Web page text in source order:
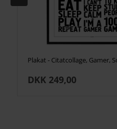
Plakat - Citatcollage, Gamer,
DKK 249,00